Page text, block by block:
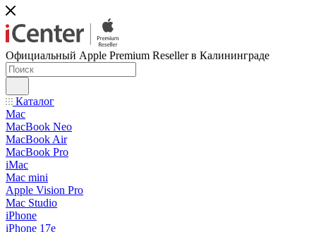
Официальный Apple Premium Reseller в Калининграде
Каталог
Mac
MacBook Neo
MacBook Air
MacBook Pro
iMac
Mac mini
Apple Vision Pro
Mac Studio
iPhone
iPhone 17e